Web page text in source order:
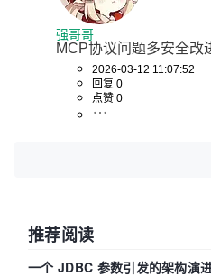
强哥哥
MCP协议问题多安全改
2026-03-12 11:07:52
回复 0
点赞 0
推荐阅读
一个 JDBC 参数引发的架构演